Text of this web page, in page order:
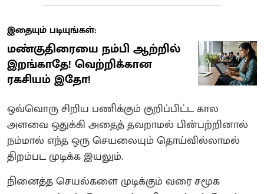
இதையும் படியுங்கள்:
மண்குதிரையை நம்பி ஆற்றில்
இறங்காதே! வெற்றிக்கான
ரகசியம் இதோ!
ஒவ்வொரு சிறிய பணிக்கும் குறிப்பிட்ட கால
அளவை ஒதுக்கி அதைத் தவறாமல் பின்பற்றினால்
நம்மால் எந்த ஒரு செயலையும் தொய்வில்லாமல்
திறம்பட முடிக்க இயலும்.
நினைத்த செயல்களை முடிக்கும் வரை சமூக